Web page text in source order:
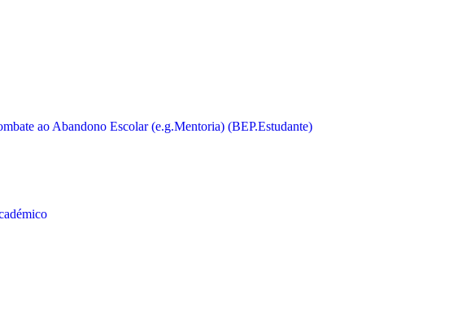
ao Abandono Escolar (e.g.Mentoria) (BEP.Estudante)